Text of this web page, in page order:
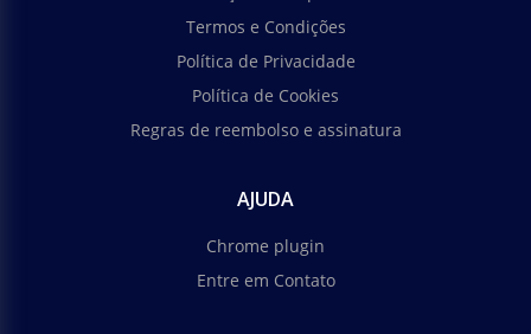
Termos e Condições
Política de Privacidade
Política de Cookies
Regras de reembolso e assinatura
AJUDA
Chrome plugin
Entre em Contato